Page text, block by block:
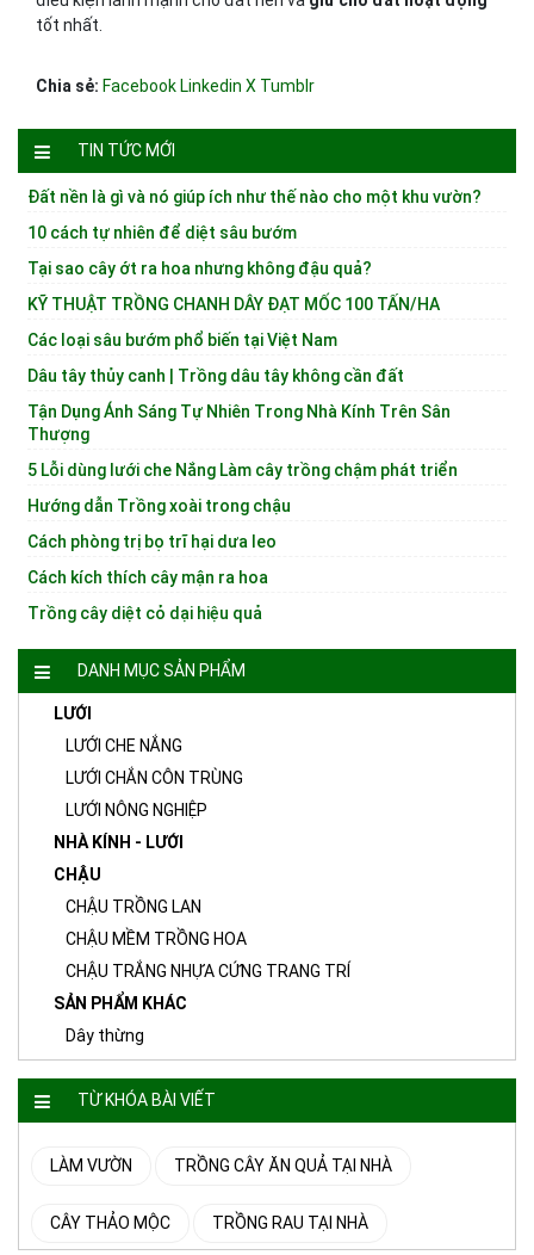
tốt nhất.
Chia sẻ: Facebook Linkedin X Tumblr
TIN TỨC MỚI
Đất nền là gì và nó giúp ích như thế nào cho một khu vườn?
10 cách tự nhiên để diệt sâu bướm
Tại sao cây ớt ra hoa nhưng không đậu quả?
KỸ THUẬT TRỒNG CHANH DÂY ĐẠT MỐC 100 TẤN/HA
Các loại sâu bướm phổ biến tại Việt Nam
Dâu tây thủy canh | Trồng dâu tây không cần đất
Tận Dụng Ánh Sáng Tự Nhiên Trong Nhà Kính Trên Sân
Thượng
5 Lỗi dùng lưới che Nắng Làm cây trồng chậm phát triển
Hướng dẫn Trồng xoài trong chậu
Cách phòng trị bọ trĩ hại dưa leo
Cách kích thích cây mận ra hoa
Trồng cây diệt cỏ dại hiệu quả
DANH MỤC SẢN PHẨM
LƯỚI
LƯỚI CHE NẮNG
LƯỚI CHẮN CÔN TRÙNG
LƯỚI NÔNG NGHIỆP
NHÀ KÍNH - LƯỚI
CHẬU
CHẬU TRỒNG LAN
CHẬU MỀM TRỒNG HOA
CHẬU TRẮNG NHỰA CỨNG TRANG TRÍ
SẢN PHẨM KHÁC
Dây thừng
TỪ KHÓA BÀI VIẾT
LÀM VƯỜN TRỒNG CÂY ĂN QUẢ TẠI NHÀ
CÂY THẢO MỘC TRỒNG RAU TẠI NHÀ